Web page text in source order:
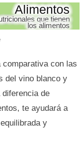
Alimentos
que tienen
los alimentos
comparativa con las
del vino blanco y
de
te ayudará a
y